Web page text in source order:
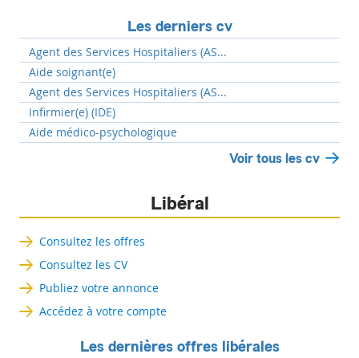
Les derniers cv
Agent des Services Hospitaliers (AS...
Aide soignant(e)
Agent des Services Hospitaliers (AS...
Infirmier(e) (IDE)
Aide médico-psychologique
Voir tous les cv
Libéral
Consultez les offres
Consultez les CV
Publiez votre annonce
Accédez à votre compte
Les dernières offres libérales